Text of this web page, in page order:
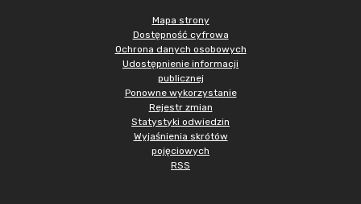
Mapa strony
Dostępność cyfrowa
Ochrona danych osobowych
Udostępnienie informacji
publicznej
Ponowne wykorzystanie
Rejestr zmian
Statystyki odwiedzin
Wyjaśnienia skrótów
pojęciowych
RSS